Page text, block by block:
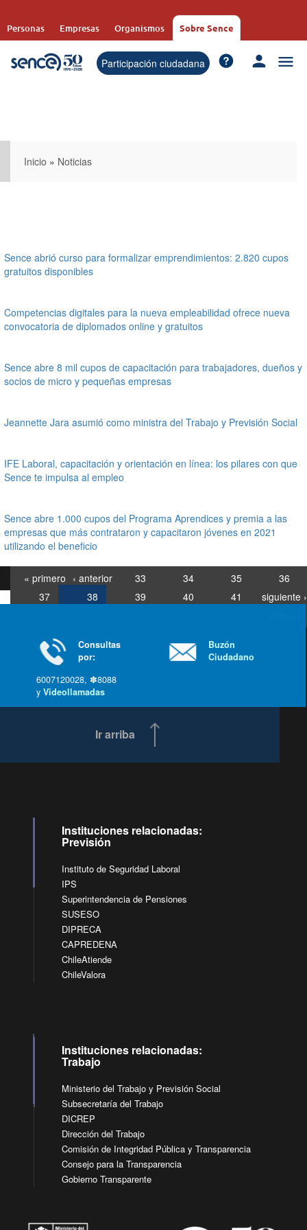
contenido
Personas Empresas Organismos Sobre Sence
Participación ciudadana
Inicio » Noticias
Sence abrió curso para formalizar emprendimientos: 2.820 cupos
gratuitos disponibles
Competencias digitales para la nueva empleabilidad ofrece nueva
convocatoria de diplomados online y gratuitos
Sence abre 8 mil cupos de capacitación para trabajadores, dueños y
socios de micro y pequeñas empresas
Jeannette Jara asumió como ministra del Trabajo y Previsión Social
IFE Laboral, capacitación y orientación en línea: los pilares con que
Sence te impulsa al empleo
Sence abre 1.000 cupos del Programa Aprendices y premia a las
empresas que más contrataron y capacitaron jóvenes en 2021
utilizando el beneficio
« primero ‹ anterior 33 34 35
36
37
38 39 40 41
siguiente ›
Consultas
por:
6007120028, ✽8088
yVideollamadas
Buzón
Ciudadano
Ir arriba
Instituciones relacionadas:
Previsión
Instituto de Seguridad Laboral
IPS
Superintendencia de Pensiones
SUSESO
DIPRECA
CAPREDENA
ChileAtiende
ChileValora
Instituciones relacionadas:
Trabajo
Ministerio del Trabajo y Previsión Social
Subsecretaría del Trabajo
DICREP
Dirección del Trabajo
Comisión de Integridad Pública y Transparencia
Consejo para la Transparencia
Gobierno Transparente